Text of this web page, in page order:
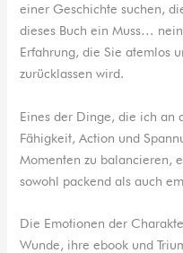
einer Geschichte suchen,
dieses Buch ein Muss…
Erfahrung, die Sie atemlos
zurücklassen wird.
Eines der Dinge, die ich an
Fähigkeit, Action und
Momenten zu balancieren,
sowohl packend als auch
Die Emotionen der
Wunde, ihre ebook und